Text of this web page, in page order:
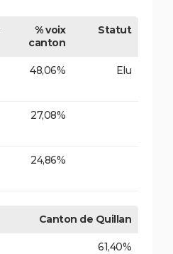
% voix
canton
Statut
48,06% Elu
27,08%
24,86%
Canton de Quillan
61,40%